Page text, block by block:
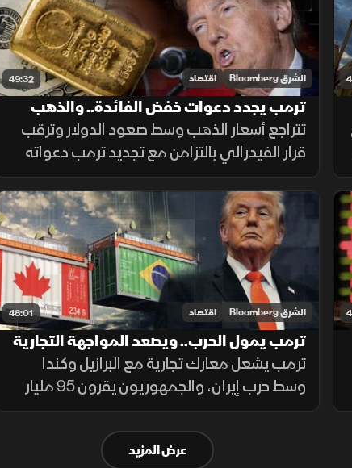
49:32 الشرق Bloomberg اقتصاد
ترمب يجدد دعوات خفض الفائدة.. والذهب
يتراجع بضغط الدولار
تتراجع أسعار الذهب وسط صعود الدولار وترقب
قرار الفيدرالي بالتزامن مع تجديد ترمب دعواته
لخفض الفائدة. كما تضررت أسهم أشباه
الموصلات من موجة بيع، وأعلنت بكين تعهد
واشنطن بسقف رسوم 20%.
48:01 الشرق Bloomberg اقتصاد
ترمب يمول الحرب.. ويصعد المواجهة التجارية
مع البرازيل وكندا
ترمب يشعل معارك تجارية مع البرازيل وكندا
وسط حرب إيران، والجمهوريون يقرون 95 مليار
دولار لتمويلها. ومع اقتراب الدين من 40 ترليون،
عرض المزيد